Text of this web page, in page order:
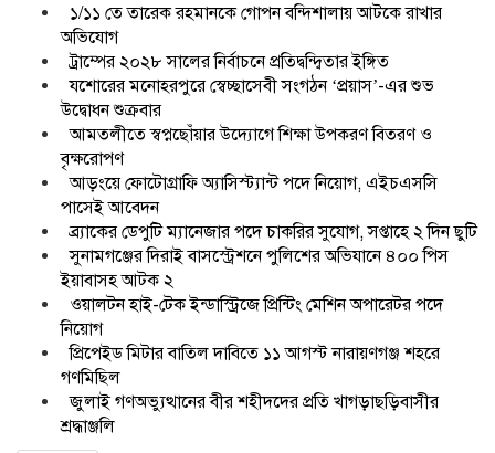
১/১১ তে তারেক রহমানকে গোপন বন্দিশালায় আটকে রাখার
অভিযোগ
ট্রাম্পের ২০২৮ সালের নির্বাচনে প্রতিদ্বন্দ্বিতার ইঙ্গিত
যশোরের মনোহরপুরে স্বেচ্ছাসেবী সংগঠন ‘প্রয়াস’-এর শুভ
উদ্বোধন শুক্রবার
আমতলীতে স্বপ্নছোঁয়ার উদ্যোগে শিক্ষা উপকরণ বিতরণ ও
বৃক্ষরোপণ
আড়ংয়ে ফোটোগ্রাফি অ্যাসিস্ট্যান্ট পদে নিয়োগ, এইচএসসি
পাসেই আবেদন
ব্র্যাকের ডেপুটি ম্যানেজার পদে চাকরির সুযোগ, সপ্তাহে ২ দিন ছুটি
সুনামগঞ্জের দিরাই বাসস্ট্রেশনে পুলিশের অভিযানে ৪০০ পিস
ইয়াবাসহ আটক ২
ওয়ালটন হাই-টেক ইন্ডাস্ট্রিজে প্রিন্টিং মেশিন অপারেটর পদে
নিয়োগ
প্রিপেইড মিটার বাতিল দাবিতে ১১ আগস্ট নারায়ণগঞ্জ শহরে
গণমিছিল
জুলাই গণঅভ্যুত্থানের বীর শহীদদের প্রতি খাগড়াছড়িবাসীর
শ্রদ্ধাঞ্জলি